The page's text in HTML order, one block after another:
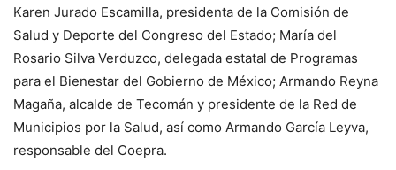
Karen Jurado Escamilla, presidenta de la Comisión de
Salud y Deporte del Congreso del Estado; María del
Rosario Silva Verduzco, delegada estatal de Programas
para el Bienestar del Gobierno de México; Armando Reyna
Magaña, alcalde de Tecomán y presidente de la Red de
Municipios por la Salud, así como Armando García Leyva,
responsable del Coepra.